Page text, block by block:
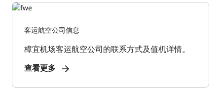
客运航空公司信息
樟宜机场客运航空公司的联系方式及值机详情。
查看更多